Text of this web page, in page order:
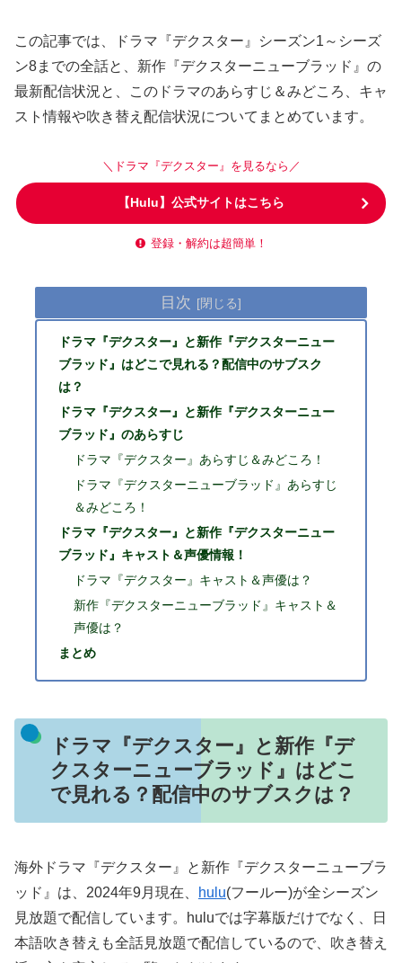
この記事では、ドラマ『デクスター』シーズン1～シーズ
ン8までの全話と、新作『デクスターニューブラッド』の
最新配信状況と、このドラマのあらすじ＆みどころ、キャ
スト情報や吹き替え配信状況についてまとめています。
＼ドラマ『デクスター』を見るなら／
【Hulu】公式サイトはこちら
登録・解約は超簡単！
目次
ドラマ『デクスター』と新作『デクスターニュー
ブラッド』はどこで見れる？配信中のサブスク
は？
ドラマ『デクスター』と新作『デクスターニュー
ブラッド』のあらすじ
ドラマ『デクスター』あらすじ＆みどころ！
ドラマ『デクスターニューブラッド』あらすじ
＆みどころ！
ドラマ『デクスター』と新作『デクスターニュー
ブラッド』キャスト＆声優情報！
ドラマ『デクスター』キャスト＆声優は？
新作『デクスターニューブラッド』キャスト＆
声優は？
まとめ
ドラマ『デクスター』と新作『デ
クスターニューブラッド』はどこ
で見れる？配信中のサブスクは？
海外ドラマ『デクスター』と新作『デクスターニューブラ
ッド』は、2024年9月現在、
hulu(フールー)が全シーズン
見放題で配信しています。huluでは字幕版だけでなく、日
本語吹き替えも全話見放題で配信しているので、吹き替え